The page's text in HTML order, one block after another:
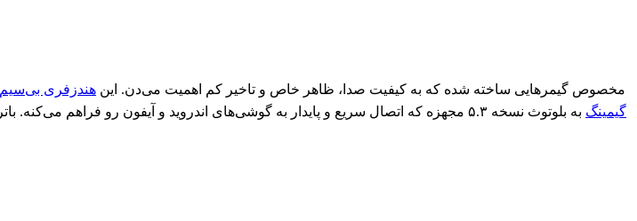
با طراحی فوق‌العاده جذاب و نورپردازی RGB مخصوص گیمرهایی ساخته شده که به کیفیت صدا، ظاهر خاص و تاخیر کم اهمیت می‌دن. این هندزفری بی‌سیم
گیمینگ به بلوتوث نسخه ۵.۳ مجهزه که اتصال سریع و پایدار به گوشی‌های اندروید و آیفون رو فراهم می‌کنه. باتری این مدل تا